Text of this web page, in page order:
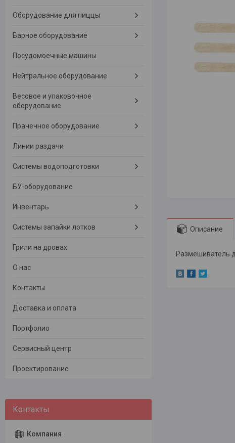
Описание
Размешиватель
Оборудование для пиццы
Барное оборудование
Посудомоечные машины
Нейтральное оборудование
Весовое и упаковочное
оборудование
Прачечное оборудование
Линии раздачи
Системы водоподготовки
БУ-оборудование
Инвентарь
Системы запайки лотков
Грили на дровах
О нас
Контакты
Доставка и оплата
Портфолио
Сервисный центр
Проектирование